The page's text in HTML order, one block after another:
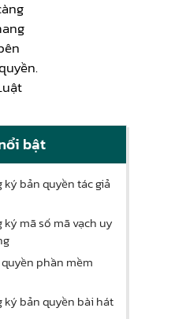
bật
ký bản quyền tác giả
ký mã số mã vạch uy
phần mềm
ký bản quyền bài hát